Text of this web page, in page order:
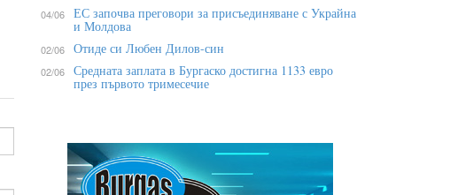
04/06 ЕС започва преговори за присъединяване с Украйна
и Молдова
02/06 Отиде си Любен Дилов-син
02/06 Средната заплата в Бургаско достигна 1133 евро
през първото тримесечие